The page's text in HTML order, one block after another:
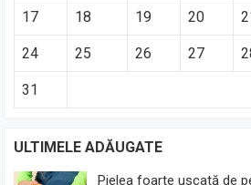
17 18 19 20
24 25 26 27
31
ULTIMELE ADĂUGATE
Pielea foarte uscată de